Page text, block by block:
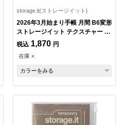
storage.it(ストレージイット)
2026年3月始まり手帳 月間 B6変形
ストレージイット テクスチャー ピ
ンク
税込 1,870 円
在庫 ×
カラーをみる